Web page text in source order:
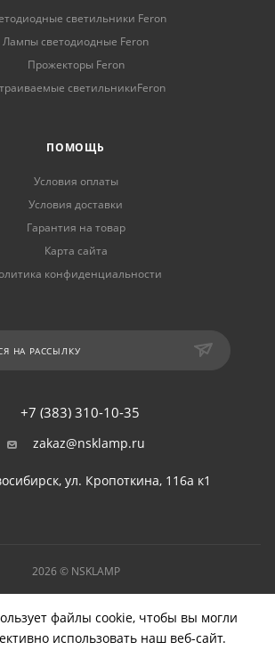
светильники Feron
Лампы светодиодные Feron
Прожекторы Feron
светильникиFeron
ПОМОЩЬ
Условия оплаты
Условия доставки
Гарантия на товар
Карта сайта
конфиденциальности
НА РАССЫЛКУ
+7 (383) 310-10-35
zakaz@nsklamp.ru
ул. Кропоткина, 116а к1
2026 © NSKLAMP
файлы cookie, чтобы вы могли
использовать наш веб-сайт.